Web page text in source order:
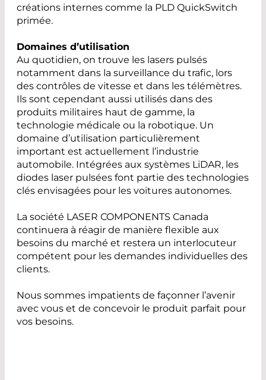
créations internes comme la PLD QuickSwitch
primée.
Domaines d’utilisation
Au quotidien, on trouve les lasers pulsés
notamment dans la surveillance du trafic, lors
des contrôles de vitesse et dans les télémètres.
Ils sont cependant aussi utilisés dans des
produits militaires haut de gamme, la
technologie médicale ou la robotique. Un
domaine d’utilisation particulièrement
important est actuellement l’industrie
automobile. Intégrées aux systèmes LiDAR, les
diodes laser pulsées font partie des technologies
clés envisagées pour les voitures autonomes.
La société LASER COMPONENTS Canada
continuera à réagir de manière flexible aux
besoins du marché et restera un interlocuteur
compétent pour les demandes individuelles des
clients.
Nous sommes impatients de façonner l’avenir
avec vous et de concevoir le produit parfait pour
vos besoins.